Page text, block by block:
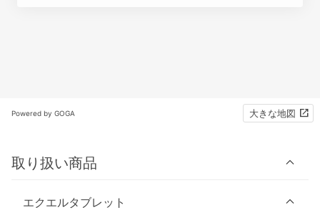
Powered by GOGA 大きな地図
取り扱い商品
エクエルタブレット